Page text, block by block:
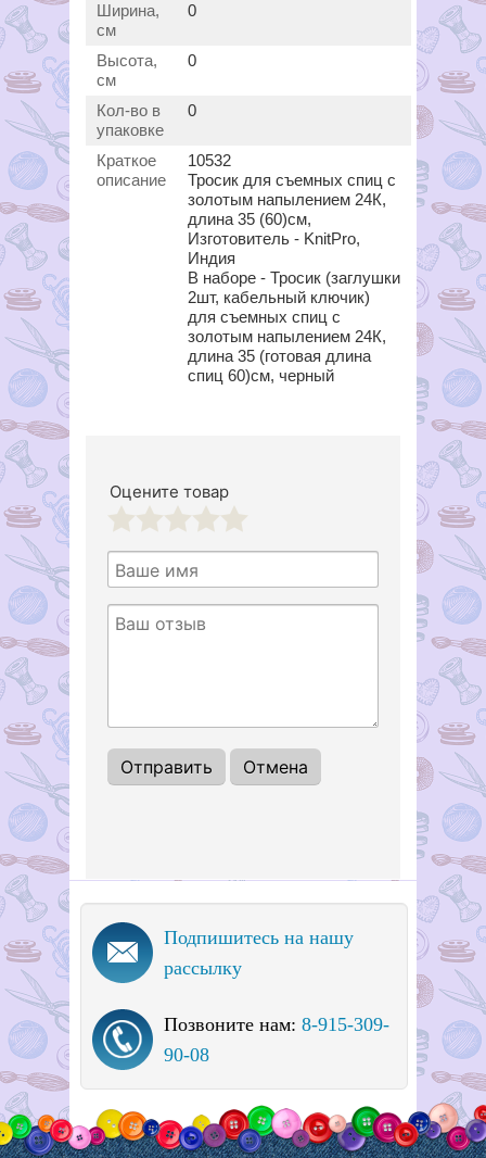
Ширина,
см
0
Высота,
см
0
Кол-во в
упаковке
0
Краткое
описание
10532
Тросик для съемных спиц с
золотым напылением 24К,
длина 35 (60)см,
Изготовитель - KnitPro,
Индия
В наборе - Тросик (заглушки
2шт, кабельный ключик)
для съемных спиц с
золотым напылением 24К,
длина 35 (готовая длина
спиц 60)см, черный
Оцените товар
Подпишитесь на нашу
рассылку
Позвоните нам: 8-915-309-
90-08